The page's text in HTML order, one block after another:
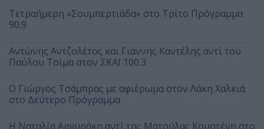
Τετραήμερη «Σουμπερτιάδα» στο Τρίτο Πρόγραμμα
90.9
Αντώνης Αντζολέτος και Γιάννης Καντέλης αντί του
Παύλου Τσίμα στον ΣΚΑΪ 100.3
O Γιώργος Τσάμπρας με αφιέρωμα στον Λάκη Χαλκιά
στο Δεύτερο Πρόγραμμα
Η Ναταλία Αργυράκη αντί της Ματούλας Κουστένη στο